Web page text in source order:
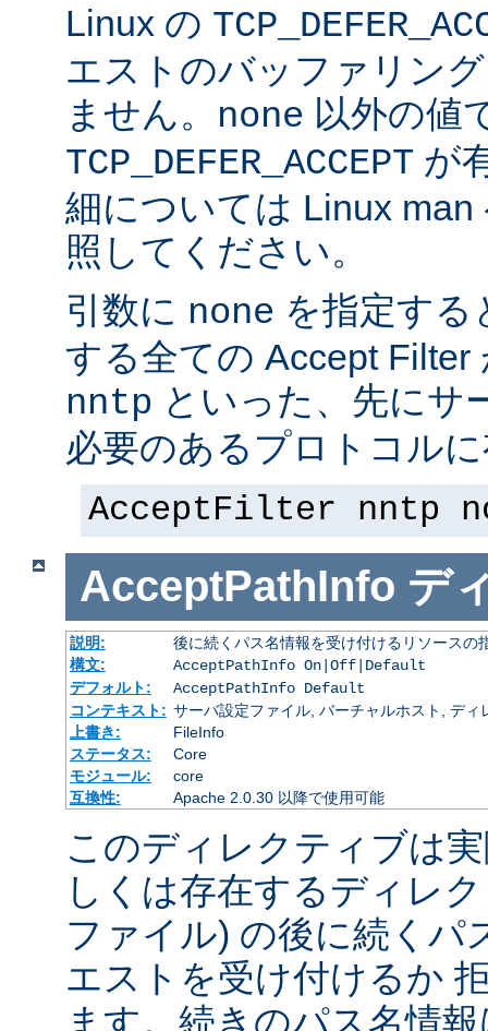
Linux の
エストのバッファリン
ません。 none 以外の値
TCP_DEFER_ACCEPT が
細については Linux
照してください。
引数に none を指定す
する全ての Accept Filter
nntp といった、先にサ
必要のあるプロトコル
AcceptFilter nntp
AcceptPathInfo デ
説明:
後に続くパス名情報を受け付けるリソースの
構文:
AcceptPathInfo On|Off|Default
デフォルト:
AcceptPathInfo Default
コンテキスト: サーバ設定ファイル, バーチャルホスト, ディ
上書き:
FileInfo
ステータス:
Core
モジュール:
core
互換性:
Apache 2.0.30 以降で使用可能
このディレクティブは
しくは存在するディレ
ファイル) の後に続くパ
エストを受け付けるか
ます。続きのパス名情